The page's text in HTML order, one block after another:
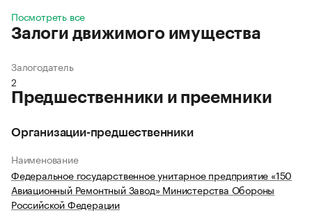
Посмотреть все
Залоги движимого имущества
Залогодатель
2
Предшественники и преемники
Организации-предшественники
Наименование
Федеральное государственное унитарное предприятие «150
Авиационный Ремонтный Завод» Министерства Обороны
Российской Федерации